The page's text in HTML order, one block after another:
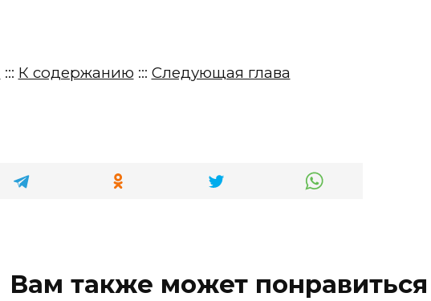
::: К содержанию ::: Следующая глава
Вам также может понравиться